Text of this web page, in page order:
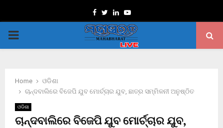
Facebook
TwitterLinkedinYoutube
PRIMARY
Home
ଓଡିଶା
ଚାନ୍ଦବାଲିରେ ବିଜେପି ଯୁବ ମୋର୍ଚ୍ଚାର ଯୁବ, ଛାତ୍ର ସମ୍ମିଳନୀ ଅନୁଷ୍ଠିତ
ଓଡିଶା
ଚାନ୍ଦବାଲିରେ ବିଜେପି ଯୁବ ମୋର୍ଚ୍ଚାର ଯୁବ,